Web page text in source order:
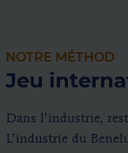
NOTRE MÉTHOD
Jeu
Dans l’industrie,
L’industrie du